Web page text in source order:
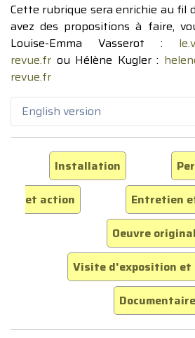
Cette rubrique sera enrichie au fil
avez des propositions à faire,
Louise-Emma Vasserot :
revue.fr ou Hélène Kugler :
revue.fr
English version
Installation
et action
Entretien
Oeuvre
Visite d'exposition
Documentaire